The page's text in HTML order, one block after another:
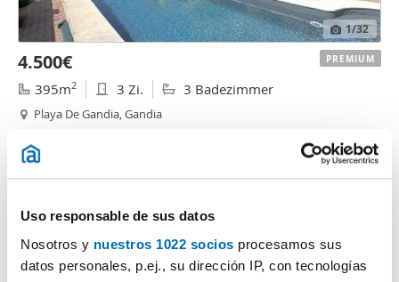
Uso responsable de sus datos
Nosotros y nuestros 1022 socios procesamos sus
datos personales, p.ej., su dirección IP, con tecnologías
1/32
4.500€
395m2 3 Zi. 3 Badezimmer
Playa De Gandia, Gandia
Anrufen
PREMIUM